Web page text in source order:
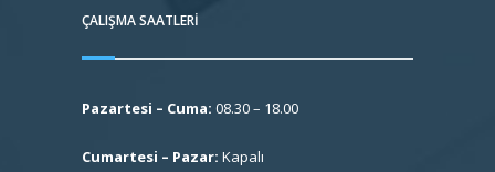
ÇALIŞMA SAATLERI
Pazartesi – Cuma: 08.30 – 18.00
Cumartesi – Pazar: Kapalı